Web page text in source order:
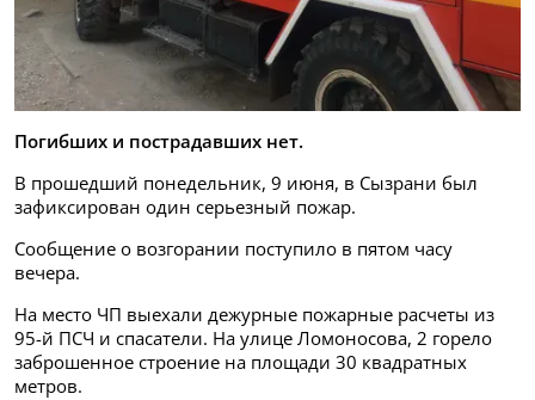
Погибших и пострадавших нет.
В прошедший понедельник, 9 июня, в Сызрани был
зафиксирован один серьезный пожар.
Сообщение о возгорании поступило в пятом часу
вечера.
На место ЧП выехали дежурные пожарные расчеты из
95-й ПСЧ и спасатели. На улице Ломоносова, 2 горело
заброшенное строение на площади 30 квадратных
метров.